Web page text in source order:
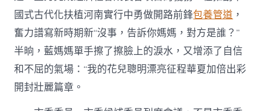
國式古代化扶植河南實行中勇做開路前鋒包養管道 ，
奮力譜寫新時期新“沒事，告訴你媽媽，對方是誰？”
半晌，藍媽媽單手擦了擦臉上的淚水，又增添了自信
和不屈的氣場：“我的花兒聰明漂亮征程華夏加倍出彩
開封壯麗篇章。